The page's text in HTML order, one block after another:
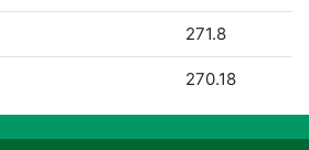
271.8
270.18